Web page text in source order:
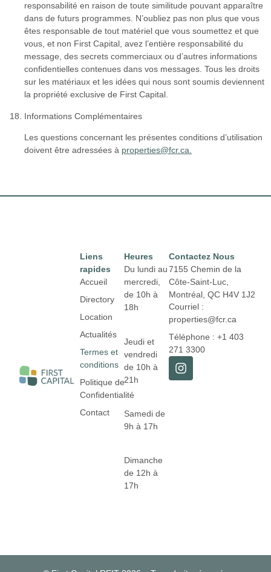
responsabilité en raison de toute similitude pouvant apparaître
dans de futurs programmes. N’oubliez pas non plus que vous
êtes responsable de tout matériel que vous soumettez et que
vous, et non First Capital, avez l’entière responsabilité du
message, des secrets commerciaux ou d’autres informations
confidentielles contenues dans vos messages. Tous les droits
sur les matériaux et les idées qui nous sont soumis deviennent
la propriété exclusive de First Capital.
Informations Complémentaires
Les questions concernant les présentes conditions d’utilisation
doivent être adressées à properties@fcr.ca.
Heures
Du lundi au
mercredi,
de 10h à
18h
Jeudi et
vendredi
de 10h à
21h
Samedi de
9h à 17h
Dimanche
de 12h à
17h
Liens
rapides
Accueil
Directory
Location
Actualités
Termes et
conditions
Politique de
Confidentialité
Contact
Contactez Nous
7155 Chemin de la
Côte-Saint-Luc,
Montréal, QC H4V 1J2
Courriel :
properties@fcr.ca
Téléphone : +1 403
271 3300